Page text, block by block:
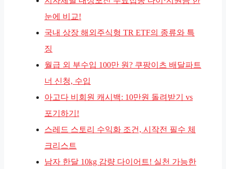
눈에 비교!
국내 상장 해외주식형 TR ETF의 종류와 특
징
월급 외 부수입 100만 원? 쿠팡이츠 배달파트
너 신청, 수입
아고다 비회원 캐시백: 10만원 돌려받기 vs
포기하기!
스레드 스토리 수익화 조건, 시작전 필수 체
크리스트
남자 한달 10kg 감량 다이어트! 실천 가능한